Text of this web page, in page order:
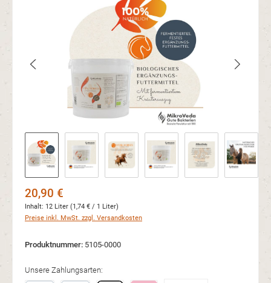
Regulärer Preis:
20,90 €
Inhalt: 12 Liter (1,74 € / 1 Liter)
Preise inkl. MwSt. zzgl. Versandkosten
Produktnummer: 5105-0000
Unsere Zahlungsarten: